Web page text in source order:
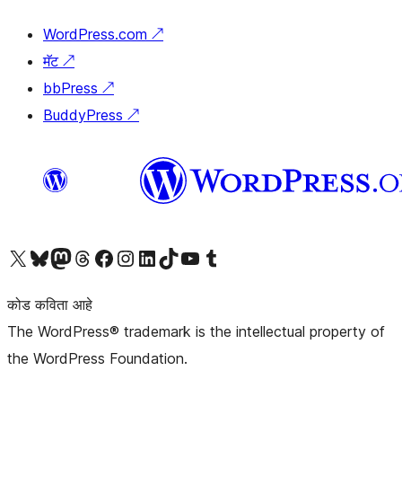
WordPress.com ↗
मॅट ↗
bbPress ↗
BuddyPress ↗
आमच्या X (एक्स) (पूर्वीचे ट्विटर) खात्याला भेट द्या आमच्या ब्लूस्की खात्याला भेट द्या.आमच्या Mastodon खात्याला भेट द्या.आमच्या थ्रेड्स खात्याला भेट द्या. आमच्या फेसबुक पेजला भेट द्या आमच्या इंस्टाग्राम खात्याला भेट द्या आमच्या लिंक्डइन खात्याला भेट द्या आमच्या टिकटॉक अकाउंटला भेट द्या.आमच्या यूट्यूब चॅनेलला भेट द्या आमच्या टंबलर खात्याला भेट द्या.
कोड कविता आहे
The WordPress® trademark is the intellectual property of
the WordPress Foundation.